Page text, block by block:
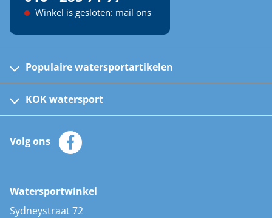
Winkel is gesloten: mail ons
Populaire watersportartikelen
Kinder reddingsvesten
Automatische reddingsvesten
Zeilkleding
Zonnepanelen
AIS transponders
Stootwillen en fenders
KOK watersport
Klantenservice
Merken
Volg ons
Watersportwinkel
Sydneystraat 72